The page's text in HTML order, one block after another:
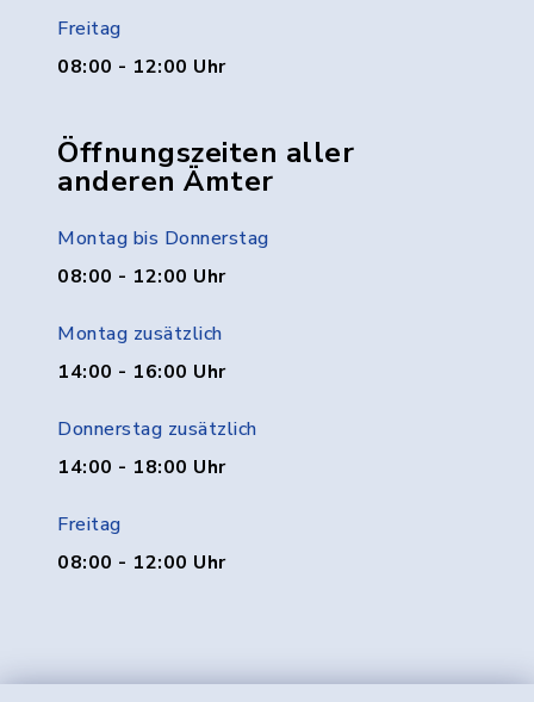
Freitag
08:00 - 12:00 Uhr
Öffnungszeiten aller
anderen Ämter
Montag bis Donnerstag
08:00 - 12:00 Uhr
Montag zusätzlich
14:00 - 16:00 Uhr
Donnerstag zusätzlich
14:00 - 18:00 Uhr
Freitag
08:00 - 12:00 Uhr